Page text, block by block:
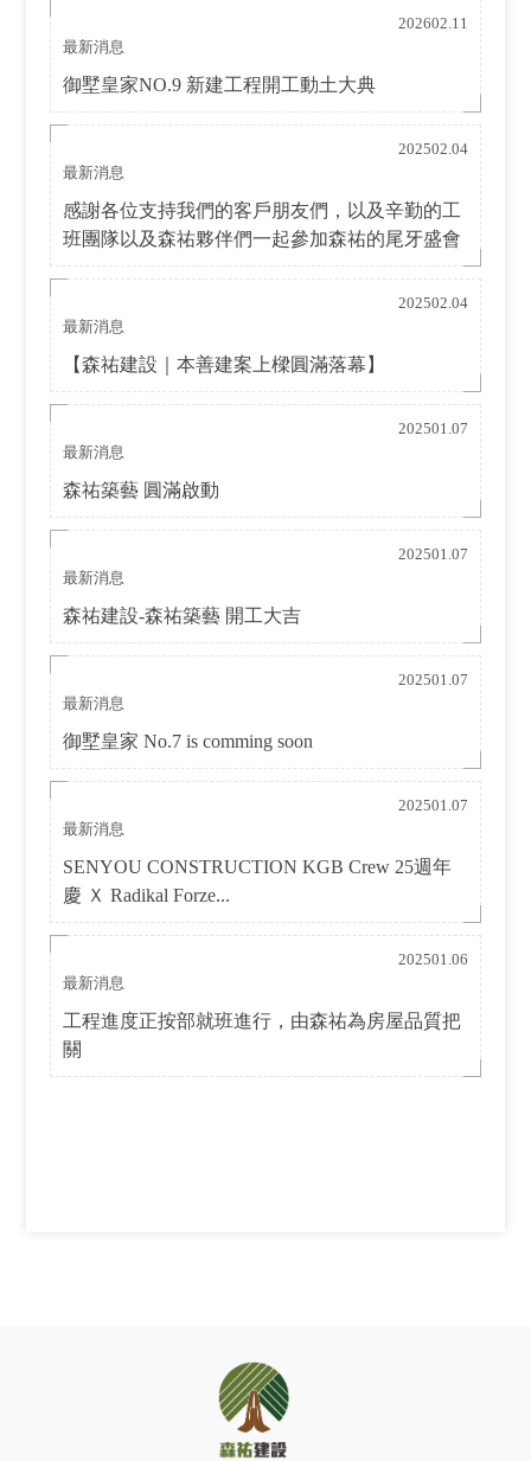
202602.11
最新消息
御墅皇家NO.9 新建工程開工動土大典
202502.04
最新消息
感謝各位支持我們的客戶朋友們，以及辛勤的工
班團隊以及森祐夥伴們一起參加森祐的尾牙盛會
202502.04
最新消息
【森祐建設｜本善建案上樑圓滿落幕】
202501.07
最新消息
森祐築藝 圓滿啟動
202501.07
最新消息
森祐建設-森祐築藝 開工大吉
202501.07
最新消息
御墅皇家 No.7 is comming soon
202501.07
最新消息
SENYOU CONSTRUCTION KGB Crew 25週年
慶 Ｘ Radikal Forze...
202501.06
最新消息
工程進度正按部就班進行，由森祐為房屋品質把
關